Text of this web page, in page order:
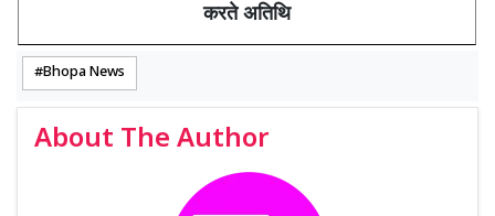
करते अतिथि
Bhopa News
About The Author